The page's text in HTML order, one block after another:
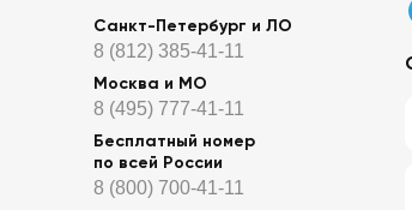
Санкт-Петербург и ЛО
8 (812) 385-41-11
Москва и МО
8 (495) 777-41-11
Бесплатный номер
по всей России
8 (800) 700-41-11